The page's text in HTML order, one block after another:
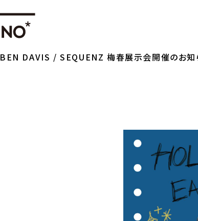
BEN DAVIS / SEQUENZ 梅春展示会開催のお知